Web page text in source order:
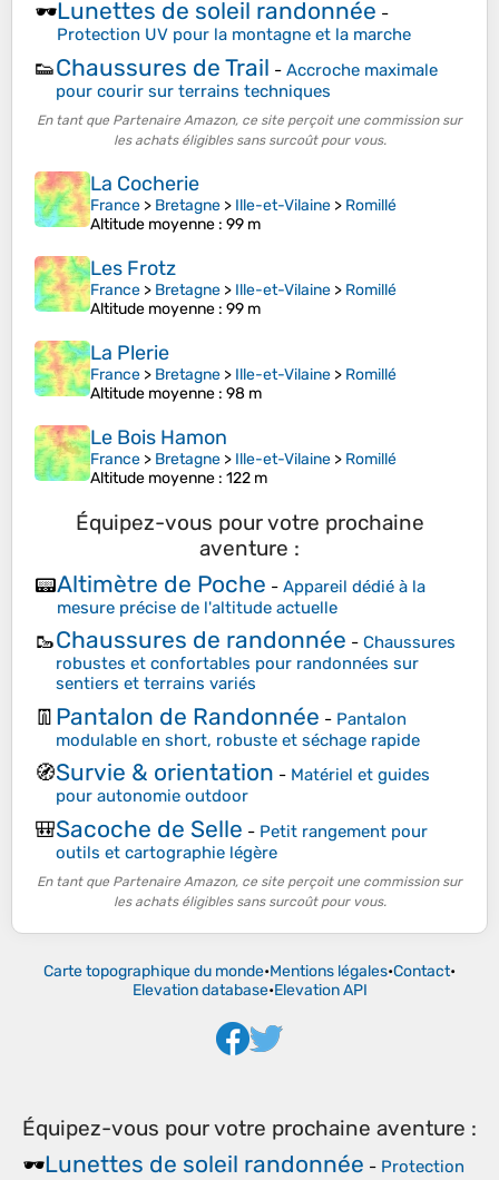
🕶️Lunettes de soleil randonnée -
Protection UV pour la montagne et la marche
👟Chaussures de Trail - Accroche maximale
pour courir sur terrains techniques
En tant que Partenaire Amazon, ce site perçoit une commission sur
les achats éligibles sans surcoût pour vous.
La Cocherie
France > Bretagne > Ille-et-Vilaine > Romillé
Altitude moyenne : 99 m
Les Frotz
France > Bretagne > Ille-et-Vilaine > Romillé
Altitude moyenne : 99 m
La Plerie
France > Bretagne > Ille-et-Vilaine > Romillé
Altitude moyenne : 98 m
Le Bois Hamon
France > Bretagne > Ille-et-Vilaine > Romillé
Altitude moyenne : 122 m
Équipez-vous pour votre prochaine
aventure :
📟Altimètre de Poche - Appareil dédié à la
mesure précise de l'altitude actuelle
🥾Chaussures de randonnée - Chaussures
robustes et confortables pour randonnées sur
sentiers et terrains variés
👖 Pantalon de Randonnée - Pantalon
modulable en short, robuste et séchage rapide
🧭Survie & orientation - Matériel et guides
pour autonomie outdoor
🎒Sacoche de Selle - Petit rangement pour
outils et cartographie légère
En tant que Partenaire Amazon, ce site perçoit une commission sur
les achats éligibles sans surcoût pour vous.
Carte topographique du monde•Mentions légales•Contact•
Elevation database•Elevation API
Équipez-vous pour votre prochaine aventure :
🕶️Lunettes de soleil randonnée - Protection